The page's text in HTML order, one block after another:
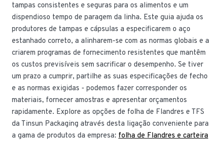
tampas consistentes e seguras para os alimentos e um
dispendioso tempo de paragem da linha. Este guia ajuda os
produtores de tampas e cápsulas a especificarem o aço
estanhado correto, a alinharem-se com as normas globais e a
criarem programas de fornecimento resistentes que mantêm
os custos previsíveis sem sacrificar o desempenho. Se tiver
um prazo a cumprir, partilhe as suas especificações de fecho
e as normas exigidas - podemos fazer corresponder os
materiais, fornecer amostras e apresentar orçamentos
rapidamente. Explore as opções de folha de Flandres e TFS
da Tinsun Packaging através desta ligação conveniente para
a gama de produtos da empresa: folha de Flandres e carteira